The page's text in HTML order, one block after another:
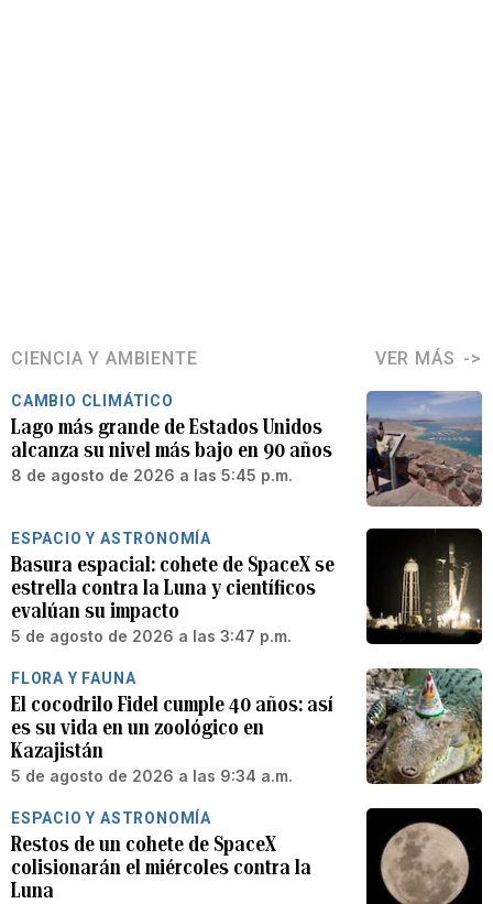
CIENCIA Y AMBIENTE VER MÁS
CAMBIO CLIMÁTICO
Lago más grande de Estados Unidos
alcanza su nivel más bajo en 90 años
8 de agosto de 2026 a las 5:45 p.m.
ESPACIO Y ASTRONOMÍA
Basura espacial: cohete de SpaceX se
estrella contra la Luna y científicos
evalúan su impacto
5 de agosto de 2026 a las 3:47 p.m.
FLORA Y FAUNA
El cocodrilo Fidel cumple 40 años: así
es su vida en un zoológico en
Kazajistán
5 de agosto de 2026 a las 9:34 a.m.
ESPACIO Y ASTRONOMÍA
Restos de un cohete de SpaceX
colisionarán el miércoles contra la
Luna